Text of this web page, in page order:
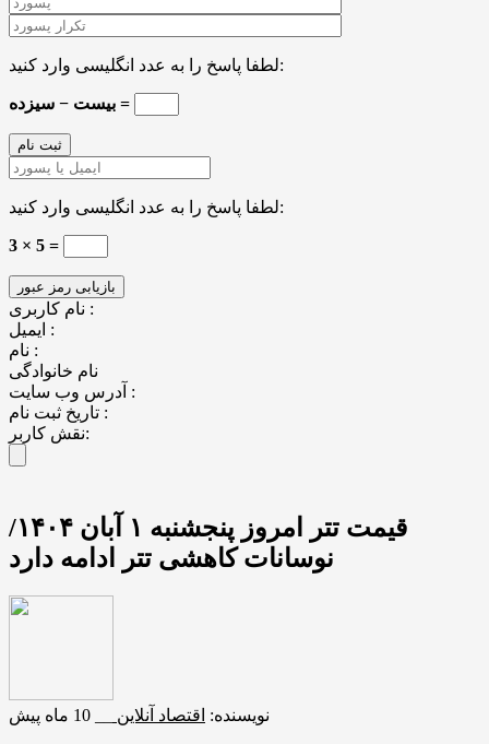
لطفا پاسخ را به عدد انگلیسی وارد کنید:
بیست − سیزده =
لطفا پاسخ را به عدد انگلیسی وارد کنید:
3 × 5 =
نام کاربری :
ایمیل :
نام :
نام خانوادگی
آدرس وب سایت :
تاریخ ثبت نام :
نقش کاربر:
قیمت تتر امروز پنجشنبه ۱ آبان ۱۴۰۴/
نوسانات کاهشی تتر ادامه دارد
نویسنده: اقتصاد آنلاین 10 ماه پیش